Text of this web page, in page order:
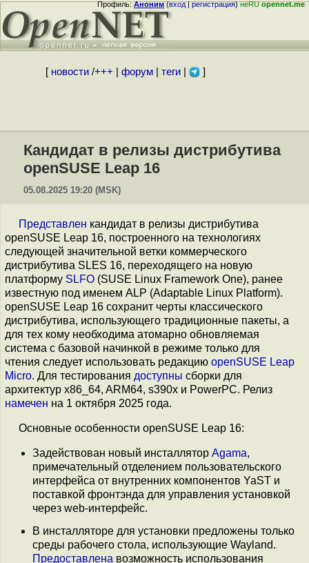
Профиль:Аноним(вход|регистрация)неRUopennet.me
[ новости/+++ форум| теги| ]
Кандидат в релизы дистрибутива
openSUSE Leap 16
05.08.2025 19:20 (MSK)
Представлен кандидат в релизы дистрибутива
openSUSE Leap 16, построенного на технологиях
следующей значительной ветки коммерческого
дистрибутива SLES 16, переходящего на новую
платформу SLFO (SUSE Linux Framework One), ранее
известную под именем ALP (Adaptable Linux Platform).
openSUSE Leap 16 сохранит черты классического
дистрибутива, использующего традиционные пакеты, а
для тех кому необходима атомарно обновляемая
система с базовой начинкой в режиме только для
чтения следует использовать редакцию openSUSE Leap
Micro. Для тестирования доступны сборки для
архитектур x86_64, ARM64, s390x и PowerPC. Релиз
намечен на 1 октября 2025 года.
Основные особенности openSUSE Leap 16:
Задействован новый инсталлятор Agama,
примечательный отделением пользовательского
интерфейса от внутренних компонентов YaST и
поставкой фронтэнда для управления установкой
через web-интерфейс.
В инсталляторе для установки предложены только
среды рабочего стола, использующие Wayland.
Предоставлена возможность использования